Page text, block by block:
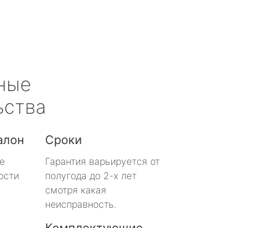
Сроки
Гарантия варьируется от
полугода до 2-х лет
смотря какая
неисправность.